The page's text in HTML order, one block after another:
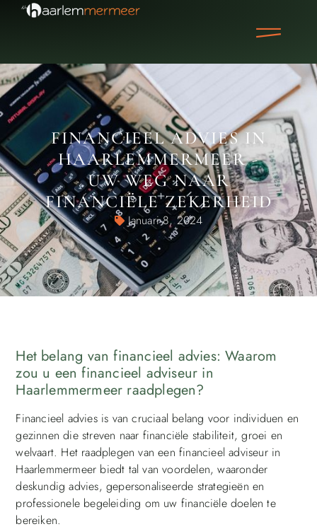
FINANCIEEL ADVIES IN
HAARLEMMERMEER -
UW WEG NAAR
FINANCIËLE ZEKERHEID
Januari 8, 2024
Het belang van financieel advies: Waarom
zou u een financieel adviseur in
Haarlemmermeer raadplegen?
Financieel advies is van cruciaal belang voor individuen en
gezinnen die streven naar financiële stabiliteit, groei en
welvaart. Het raadplegen van een financieel adviseur in
Haarlemmermeer biedt tal van voordelen, waaronder
deskundig advies, gepersonaliseerde strategieën en
professionele begeleiding om uw financiële doelen te
bereiken.